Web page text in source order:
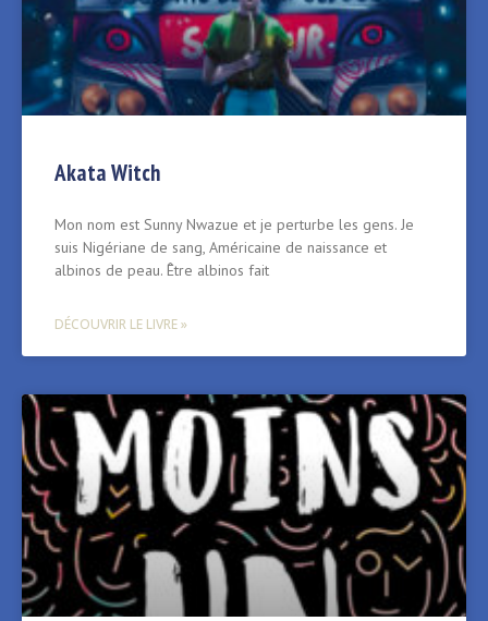
Akata Witch
Mon nom est Sunny Nwazue et je perturbe les gens. Je
suis Nigériane de sang, Américaine de naissance et
albinos de peau. Être albinos fait
DÉCOUVRIR LE LIVRE »